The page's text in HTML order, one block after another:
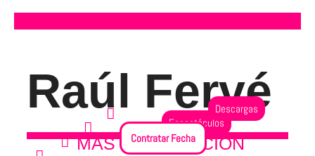
Raúl Fervé
MÁS INFORMACIÓN
Redes Sociales
Ver Fechas
Espectáculos
Descargas
Contratar Fecha